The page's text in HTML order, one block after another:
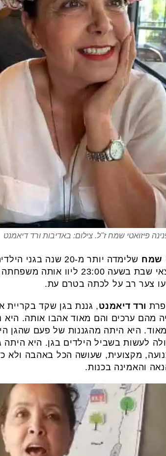
פיזואטי שמח ז"ל. צילום: באדיבות ורד דיאמנט
שמח שלימדה יותר מ-20 שנה בגני הילדים שטרן ב', ירדן ושחף ב
הלכה לעולמה ביום שישי בגיל 58.
צער רב על לכתה בטרם עת.
ורד דיאמנט, גננת בגן שקד בקריית
מהם ערכים והם מאוד אהבו אותה.
היא היתה מהגננות של פעם שהגן
לעשות בשביל הילדים בגן. היא
מקצועית, שעושה הכל באהבה ולא
והאמינה בכנות.